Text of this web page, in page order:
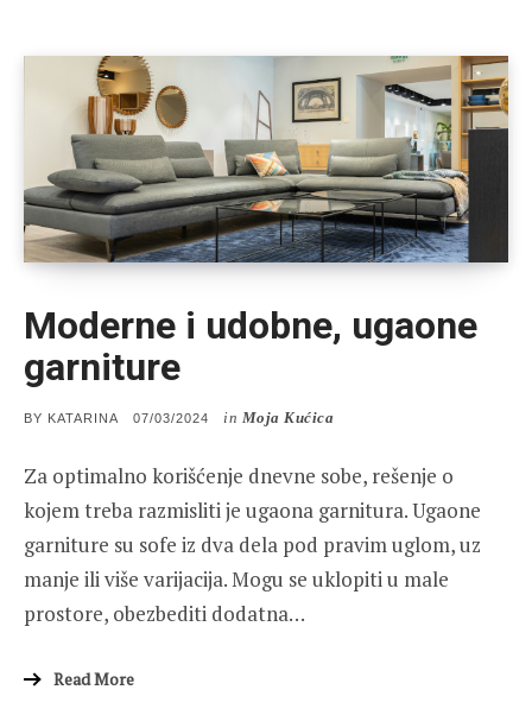
Moderne i udobne, ugaone
garniture
BY KATARINA
POSTED
07/03/2024 in Moja Kućica
Za optimalno korišćenje dnevne sobe, rešenje o
kojem treba razmisliti je ugaona garnitura. Ugaone
garniture su sofe iz dva dela pod pravim uglom, uz
manje ili više varijacija. Mogu se uklopiti u male
prostore, obezbediti dodatna…
Read More